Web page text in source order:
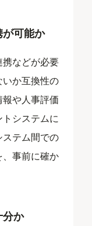
が可能か
などが必要
か互換性の
や人事評価
システムに
テム間での
事前に確か
分か